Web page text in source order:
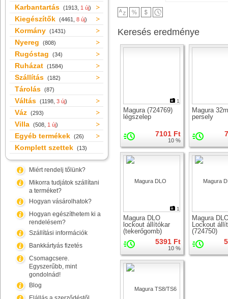
Karbantartás (1913, 1 új)
Kiegészítők (4461, 8 új)
Kormány (1431)
Nyereg (808)
Rugóstag (34)
Ruházat (1584)
Szállítás (182)
Tárolás (87)
Váltás (1198, 3 új)
Váz (293)
Villa (508, 1 új)
Egyéb termékek (26)
Komplett szettek (13)
Miért rendelj tőlünk?
Mikorra tudjátok szállítani
a terméket?
Hogyan vásárolhatok?
Hogyan egészíthetem ki a
rendelésem?
Szállítási információk
Bankkártyás fizetés
Csomagcsere.
Egyszerűbb, mint
gondolnád!
Blog
Keresés eredménye
1
Magura (724769)
légszelep
7101 Ft
10 %
Magura
persely
1
Magura DLO
lockout állítókar
(tekerőgomb)
5391 Ft
10 %
Magura
Lockout
(724750)